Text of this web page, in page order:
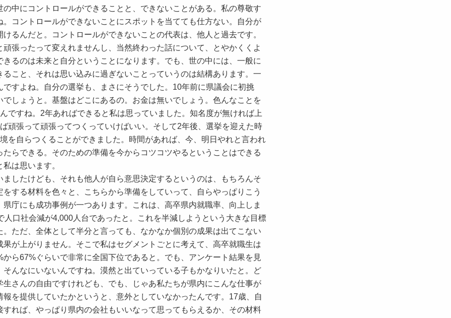
中にコントロールができることと、できないことがある。私の尊敬す
コントロールができないことにスポットを当てても仕方ない。自分が
るんだと。コントロールができないことの代表は、他人と過去です。
張ったって変えれませんし、当然終わった話について、とやかくくよ
るのは未来と自分ということになります。でも、世の中には、一般に
こと、それは思い込みに過ぎないことっていうのは結構あります。一
すよね。自分の選挙も、まさにそうでした。10年前に県議会に初挑
しょうと。基盤はどこにあるの。お金は無いでしょう。色んなことを
ですね。2年あればできると私は思っていました。知名度が無ければ上
頑張って頑張ってつくっていけばいい。そして2年後、選挙を迎えた時
を自らつくることができました。時間があれば、今、明日やれと言われ
らできる。そのための準備を今からコツコツやるということはできる
は思います。
したけども、それも他人が自ら意思決定するというのは、もちろんそ
する材料を色々と、こちらから準備をしていって、自らやっぱりこう
庁にも成功事例が一つあります。これは、高卒県内就職率、向上しま
口社会減が4,000人台であったと。これを半減しようという大きな目標
ただ、全体として半分と言っても、なかなか個別の成果は出てこない
が上がりません。そこで私はセグメントごとに考えて、高卒就職生は
ら67%ぐらいで非常に全国下位であると。でも、アンケート結果を見
んなにいないんですね。漠然と出ていっている子もかなりいたと。ど
さんの自由ですけれども、でも、じゃあ私たちが県内にこんな仕事が
を提供していたかというと、意外としていなかったんです。17歳、自
れば、やっぱり県内の会社もいいなって思ってもらえるか、その材料